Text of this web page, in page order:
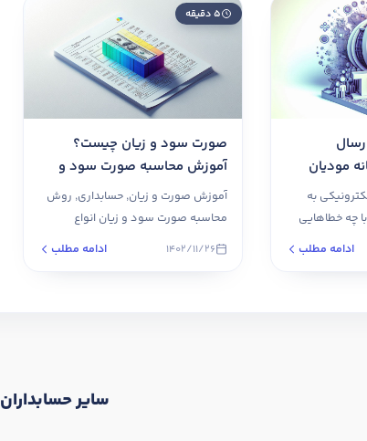
مودیان
به
چه خطاهایی
- مهم‌ترین
ادامه مطلب
۵ دقیقه
صورت سود و زیان چیست؟
آموزش محاسبه صورت سود و
زیان
آموزش صورت و زیان, حسابداری, روش
محاسبه صورت سود و زیان انواع
شرکتهای خدماتی، بازرگانی، پیمانکاری و
1402/11/26 ادامه مطلب
سایر حسابداران